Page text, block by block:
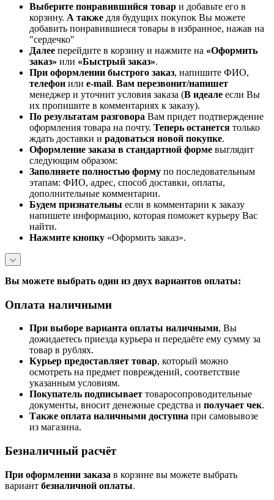
Выберите понравившийся товар и добавьте его в
корзину. А также для будущих покупок Вы можете
добавить понравившиеся товары в избранное, нажав на
"сердечко"
Далее перейдите в корзину и нажмите на «Оформить
заказ» или «Быстрый заказ».
При оформлении быстрого заказ, напишите ФИО,
телефон или e-mail. Вам перезвонит/напишет
менеджер и уточнит условия заказа (В идеале если Вы
их пропишите в комментариях к заказу).
По результатам разговора Вам придет подтверждение
оформления товара на почту. Теперь останется только
ждать доставки и радоваться новой покупке.
Оформление заказа в стандартной форме выглядит
следующим образом:
Заполняете полностью форму по последовательным
этапам: ФИО, адрес, способ доставки, оплаты,
дополнительные комментарии.
Будем признательны если в комментарии к заказу
напишете информацию, которая поможет курьеру Вас
найти.
Нажмите кнопку «Оформить заказ».
Вы можете выбрать один из двух вариантов оплаты:
Оплата наличными
При выборе варианта оплаты наличными, Вы
дожидаетесь приезда курьера и передаёте ему сумму за
товар в рублях.
Курьер предоставляет товар, который можно
осмотреть на предмет повреждений, соответствие
указанным условиям.
Покупатель подписывает товаросопроводительные
документы, вносит денежные средства и получает чек.
Также оплата наличными доступна при самовывозе
из магазина.
Безналичный расчёт
При оформлении заказа в корзине вы можете выбрать
вариант безналичной оплаты.